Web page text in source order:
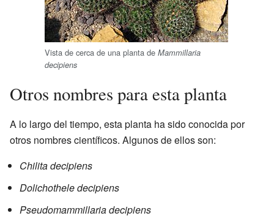
Vista de cerca de una planta de Mammillaria
decipiens
Otros nombres para esta planta
A lo largo del tiempo, esta planta ha sido conocida por
otros nombres científicos. Algunos de ellos son:
Chilita decipiens
Dolichothele decipiens
Pseudomammillaria decipiens